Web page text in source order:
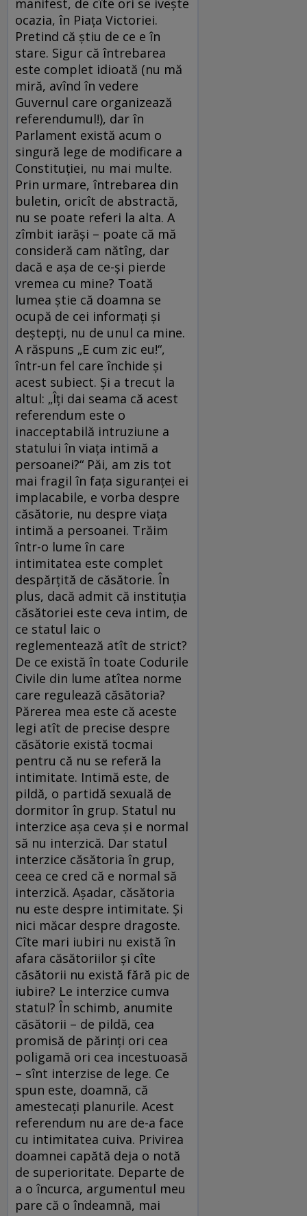
manifest, de cîte ori se ivește
ocazia, în Piața Victoriei.
Pretind că știu de ce e în
stare. Sigur că întrebarea
este complet idioată (nu mă
miră, avînd în vedere
Guvernul care organizează
referendumul!), dar în
Parlament există acum o
singură lege de modificare a
Constituției, nu mai multe.
Prin urmare, întrebarea din
buletin, oricît de abstractă,
nu se poate referi la alta. A
zîmbit iarăși – poate că mă
consideră cam nătîng, dar
dacă e așa de ce-și pierde
vremea cu mine? Toată
lumea știe că doamna se
ocupă de cei informați și
deștepți, nu de unul ca mine.
A răspuns „E cum zic eu!“,
într-un fel care închide și
acest subiect. Și a trecut la
altul: „Îți dai seama că acest
referendum este o
inacceptabilă intruziune a
statului în viața intimă a
persoanei?“ Păi, am zis tot
mai fragil în fața siguranței ei
implacabile, e vorba despre
căsătorie, nu despre viața
intimă a persoanei. Trăim
într-o lume în care
intimitatea este complet
despărțită de căsătorie. În
plus, dacă admit că instituția
căsătoriei este ceva intim, de
ce statul laic o
reglementează atît de strict?
De ce există în toate Codurile
Civile din lume atîtea norme
care regulează căsătoria?
Părerea mea este că aceste
legi atît de precise despre
căsătorie există tocmai
pentru că nu se referă la
intimitate. Intimă este, de
pildă, o partidă sexuală de
dormitor în grup. Statul nu
interzice așa ceva și e normal
să nu interzică. Dar statul
interzice căsătoria în grup,
ceea ce cred că e normal să
interzică. Așadar, căsătoria
nu este despre intimitate. Și
nici măcar despre dragoste.
Cîte mari iubiri nu există în
afara căsătoriilor și cîte
căsătorii nu există fără pic de
iubire? Le interzice cumva
statul? În schimb, anumite
căsătorii – de pildă, cea
promisă de părinți ori cea
poligamă ori cea incestuoasă
– sînt interzise de lege. Ce
spun este, doamnă, că
amestecați planurile. Acest
referendum nu are de-a face
cu intimitatea cuiva. Privirea
doamnei capătă deja o notă
de superioritate. Departe de
a o încurca, argumentul meu
pare că o îndeamnă, mai